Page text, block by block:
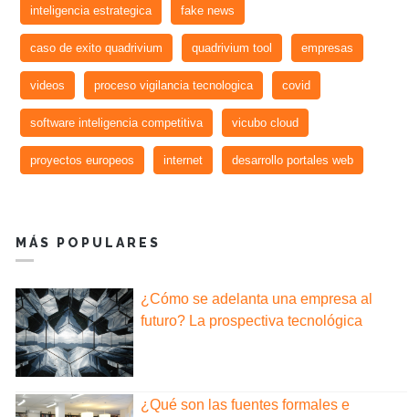
inteligencia estrategica fake news
caso de exito quadrivium quadrivium tool empresas
videos proceso vigilancia tecnologica covid
software inteligencia competitiva vicubo cloud
proyectos europeos internet desarrollo portales web
MÁS POPULARES
¿Cómo se adelanta una empresa al
futuro? La prospectiva tecnológica
¿Qué son las fuentes formales e